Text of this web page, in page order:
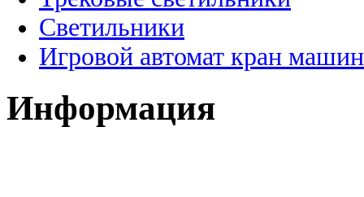
Светильники
Игровой автомат кран
Информация